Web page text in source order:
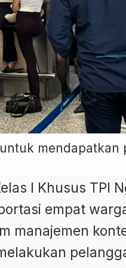
mendapatkan
I Khusus TPI
empat
manajemen